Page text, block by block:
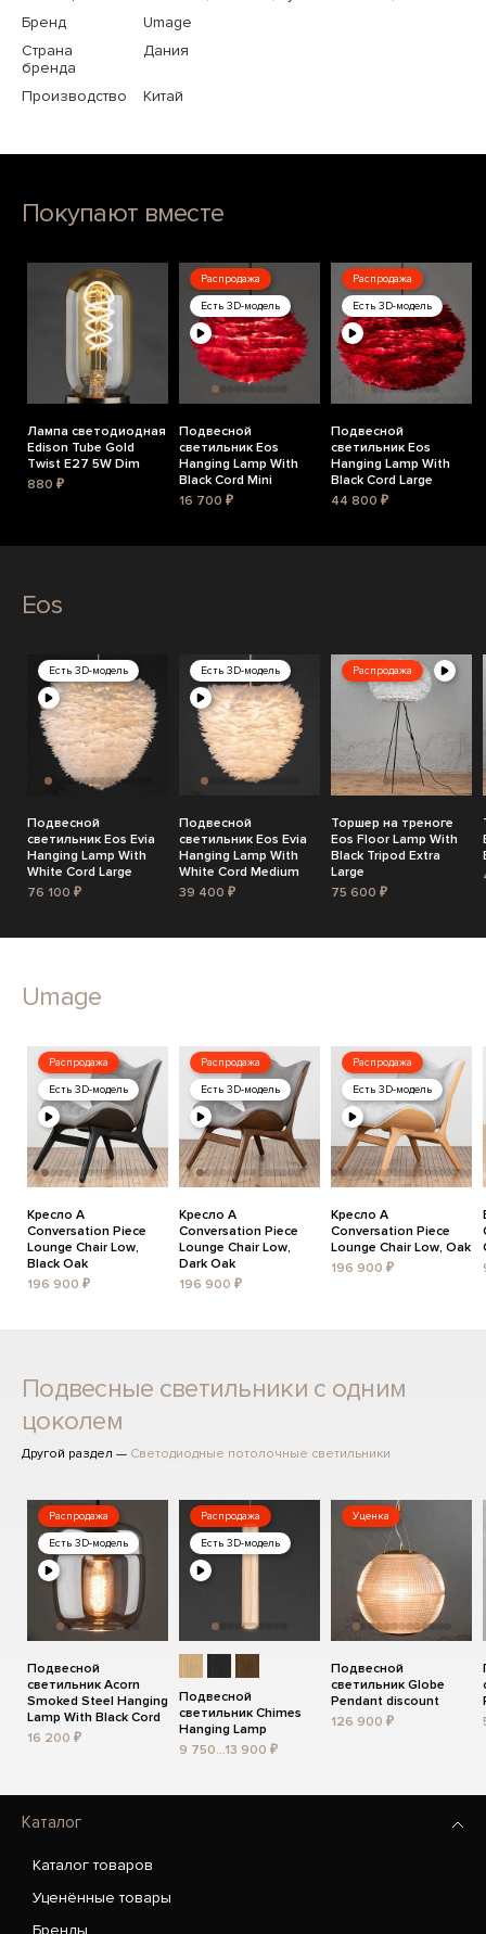
Бренд
Umage
Страна
бренда
Дания
Производство Китай
Покупают вместе
Лампа светодиодная
Edison Tube Gold
Twist E27 5W Dim
880 ₽
Распродажа
Есть 3D-модель
Подвесной
светильник Eos
Hanging Lamp With
Black Cord Mini
16 700 ₽
Распродажа
Есть 3D-модель
Подвесной
светильник Eos
Hanging Lamp With
Black Cord Large
44 800 ₽
Eos
Есть 3D-модель
Подвесной
светильник Eos Evia
Hanging Lamp With
White Cord Large
76 100 ₽
Есть 3D-модель
Подвесной
светильник Eos Evia
Hanging Lamp With
White Cord Medium
39 400 ₽
Распродажа
Торшер на треноге
Eos Floor Lamp With
Black Tripod Extra
Large
75 600 ₽
Umage
Распродажа
Есть 3D-модель
Кресло A
Conversation Piece
Lounge Chair Low,
Black Oak
196 900 ₽
Распродажа
Есть 3D-модель
Кресло A
Conversation Piece
Lounge Chair Low,
Dark Oak
196 900 ₽
Распродажа
Есть 3D-модель
Кресло A
Conversation Piece
Lounge Chair Low, Oak
196 900 ₽
Подвесные светильники с одним
цоколем
Другой раздел — Светодиодные потолочные светильники
Распродажа
Есть 3D-модель
Подвесной
светильник Acorn
Smoked Steel Hanging
Lamp With Black Cord
16 200 ₽
Распродажа
Есть 3D-модель
Подвесной
светильник Chimes
Hanging Lamp
9 750...13 900 ₽
Уценка
Подвесной
светильник Globe
Pendant discount
126 900 ₽
Каталог
Каталог товаров
Уценённые товары
Бренды